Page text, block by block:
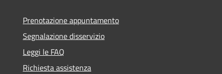
Prenotazione appuntamento
Segnalazione disservizio
Leggi le FAQ
Richiesta assistenza